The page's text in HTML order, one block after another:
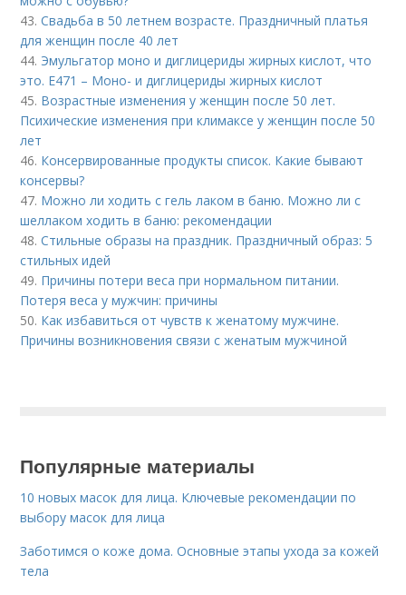
43.Свадьба в 50 летнем возрасте. Праздничный платья
для женщин после 40 лет
44. Эмульгатор моно и диглицериды жирных кислот, что
это. Е471 – Моно- и диглицериды жирных кислот
45. Возрастные изменения у женщин после 50 лет.
Психические изменения при климаксе у женщин после 50
лет
46. Консервированные продукты список. Какие бывают
консервы?
47. Можно ли ходить с гель лаком в баню. Можно ли с
шеллаком ходить в баню: рекомендации
48.Стильные образы на праздник. Праздничный образ: 5
стильных идей
49. Причины потери веса при нормальном питании.
Потеря веса у мужчин: причины
50. Как избавиться от чувств к женатому мужчине.
Причины возникновения связи с женатым мужчиной
Популярные материалы
10 новых масок для лица. Ключевые рекомендации по
выбору масок для лица
Заботимся о коже дома. Основные этапы ухода за кожей
тела